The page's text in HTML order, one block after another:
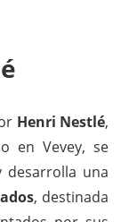
Henri Nestlé,
en Vevey, se
una
, destinada